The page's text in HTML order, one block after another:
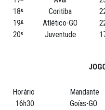
18º Coritiba
19º Atlético-GO
20º Juventude
Horário
Mandante
16h30
Goías-GO